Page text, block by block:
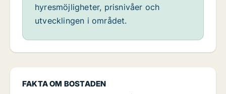
FAKTA OM BOSTADEN
hyresmöjligheter, prisnivåer och
utvecklingen i området.